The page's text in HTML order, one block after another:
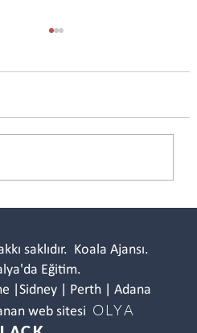
saklıdır. Koala Ajansı.
Eğitim.
|Sidney | Perth | Adana
web sitesi OLYA